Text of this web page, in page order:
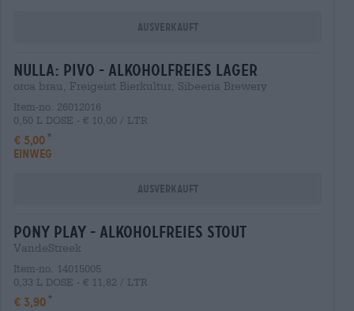
Ausverkauft
nulla: pivo - alkoholfreies lager
orca brau, Freigeist Bierkultur, Sibeeria Brewery
Item-no. 26012016
0,50 L DOSE - € 10,00 / LTR
€ 5,00
EINWEG
Ausverkauft
pony play - alkoholfreies stout
VandeStreek
Item-no. 14015005
0,33 L DOSE - € 11,82 / LTR
€ 3,90